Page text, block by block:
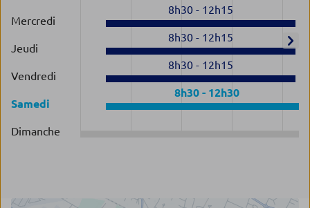
Mercredi
8h30- 12h15
Jeudi
8h30- 12h15
Vendredi
8h30- 12h15
Samedi
8h30- 12h30
Dimanche